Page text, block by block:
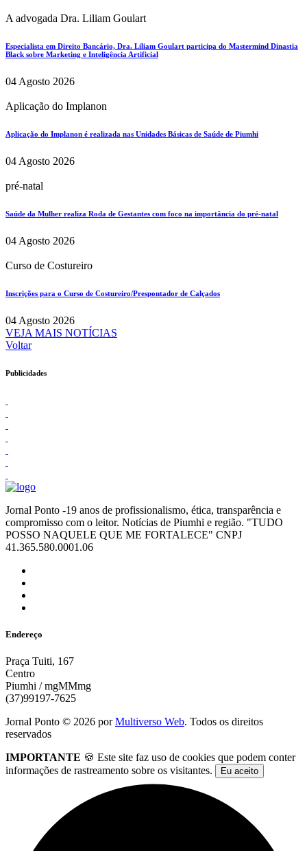
A advogada Dra. Liliam Goulart
Especialista em Direito Bancário, Dra. Liliam Goulart participa do Mastermind Dinastia
Black sobre Marketing e Inteligência Artificial
04 Agosto 2026
Aplicação do Implanon
Aplicação do Implanon é realizada nas Unidades Básicas de Saúde de Piumhi
04 Agosto 2026
pré-natal
Saúde da Mulher realiza Roda de Gestantes com foco na importância do pré-natal
04 Agosto 2026
Curso de Costureiro
Inscrições para o Curso de Costureiro/Prespontador de Calçados
04 Agosto 2026
VEJA MAIS NOTÍCIAS
Voltar
Publicidades
Jornal Ponto -19 anos de profissionalismo, ética, transparência e
compromisso com o leitor. Notícias de Piumhi e região. "TUDO
POSSO NAQUELE QUE ME FORTALECE" CNPJ
41.365.580.0001.06
Endereço
Praça Tuiti, 167
Centro
Piumhi / mgMMmg
(37)99197-7625
Jornal Ponto © 2026 porMultiverso Web. Todos os direitos
reservados
IMPORTANTE 🍪 Este site faz uso de cookies que podem conter
informações de rastreamento sobre os visitantes.
Eu aceito